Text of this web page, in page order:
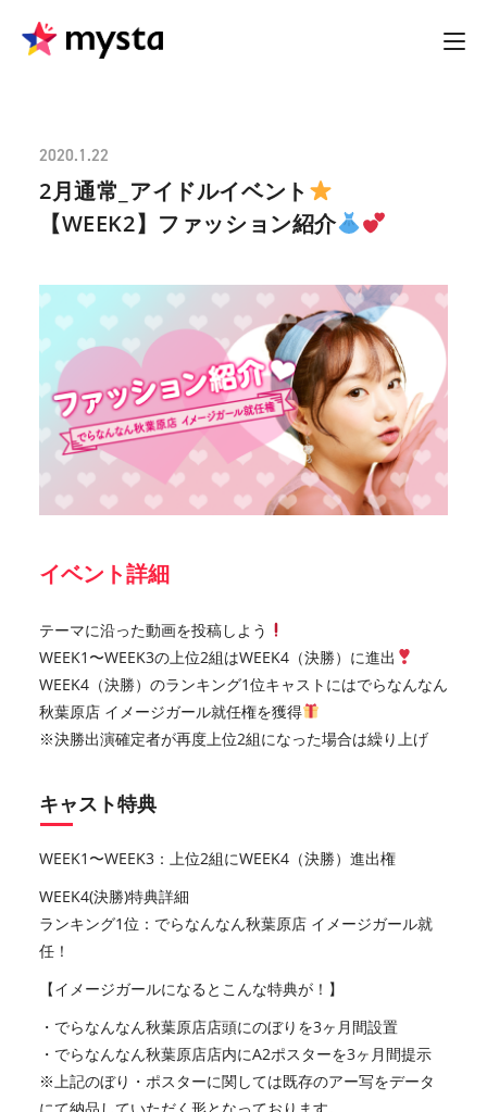
2020.1.22
2月通常_アイドルイベント
【WEEK2】ファッション紹介
イベント詳細
テーマに沿った動画を投稿しよう
WEEK1〜WEEK3の上位2組はWEEK4（決勝）に進出
WEEK4（決勝）のランキング1位キャストにはでらなんなん
秋葉原店 イメージガール就任権を獲得
※決勝出演確定者が再度上位2組になった場合は繰り上げ
キャスト特典
WEEK1〜WEEK3：上位2組にWEEK4（決勝）進出権
WEEK4(決勝)特典詳細
ランキング1位：でらなんなん秋葉原店 イメージガール就
任！
【イメージガールになるとこんな特典が！】
・でらなんなん秋葉原店店頭にのぼりを3ヶ月間設置
・でらなんなん秋葉原店店内にA2ポスターを3ヶ月間提示
※上記のぼり・ポスターに関しては既存のアー写をデータ